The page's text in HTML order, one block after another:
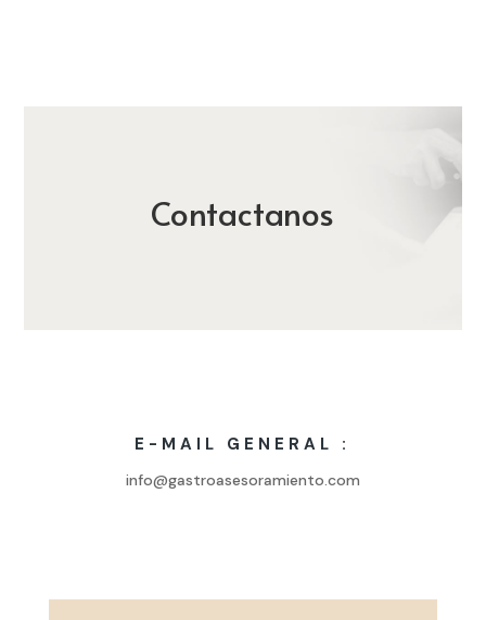
Contactanos
E-MAIL GENERAL :
info@gastroasesoramiento.com